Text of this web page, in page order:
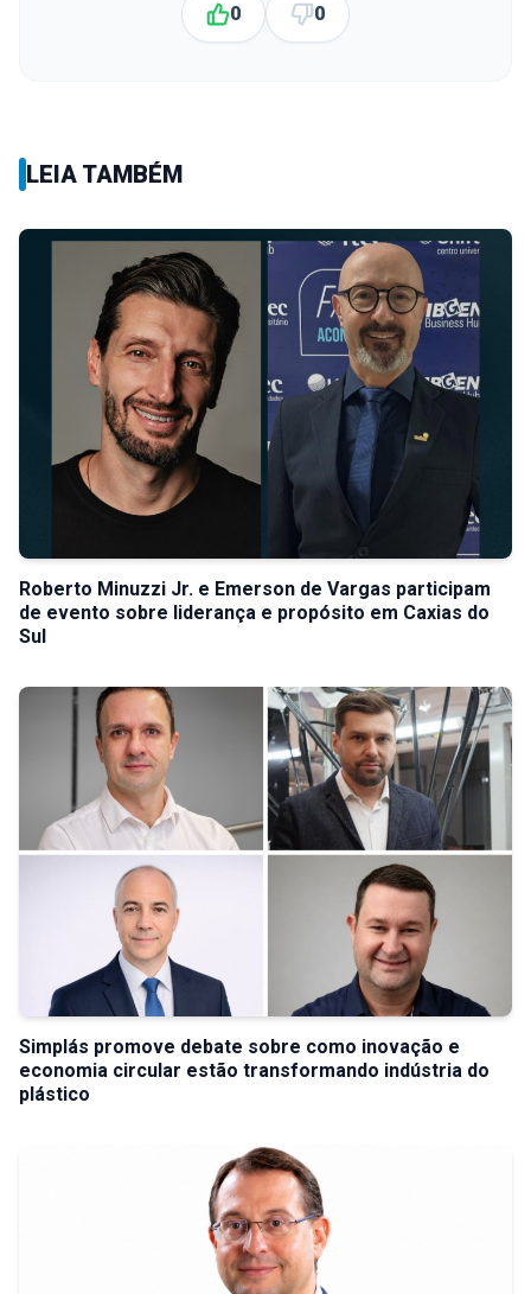
0 0
LEIA TAMBÉM
Roberto Minuzzi Jr. e Emerson de Vargas participam
de evento sobre liderança e propósito em Caxias do
Sul
Simplás promove debate sobre como inovação e
economia circular estão transformando indústria do
plástico